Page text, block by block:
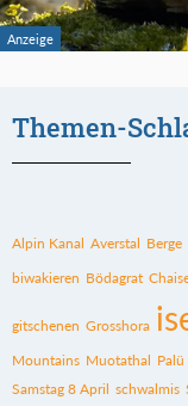
Themen-
Alpin Kanal Averstal Berge
biwakieren Bödagrat
gitschenen Grosshora
Mountains Muotathal Palü
Samstag 8 April schwalmis